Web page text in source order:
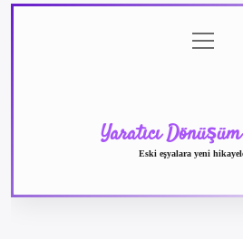
menüyü
aç
Yaratıcı
Eski eşyalara yeni